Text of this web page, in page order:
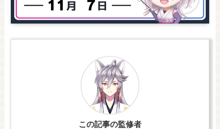
この記事の監修者